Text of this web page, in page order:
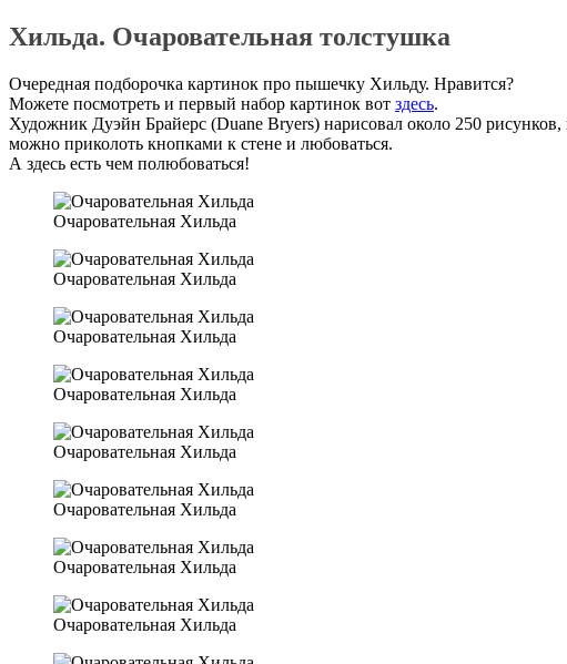
Хильда. Очаровательная толстушка
Очередная подборочка картинок про пышечку Хильду. Нравится?
Можете посмотреть и первый набор картинок вот здесь.
Художник Дуэйн Брайерс (Duane Bryers) нарисовал около 250
можно приколоть кнопками к стене и любоваться.
А здесь есть чем полюбоваться!
Очаровательная Хильда
Очаровательная Хильда
Очаровательная Хильда
Очаровательная Хильда
Очаровательная Хильда
Очаровательная Хильда
Очаровательная Хильда
Очаровательная Хильда